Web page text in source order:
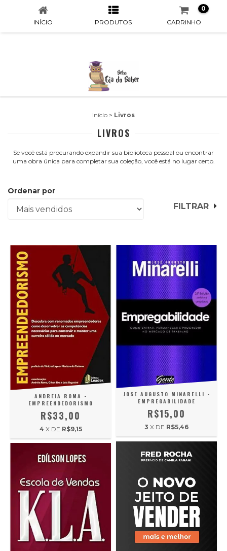
INÍCIO PRODUTOS CARRINHO
0
Início > Livros
LIVROS
Se você está procurando expandir sua biblioteca pessoal ou encontrar
uma obra única para completar sua coleção, você está no lugar certo.
Ordenar por
FILTRAR
ANDREIA ROMA -
EMPREENDEDORISMO
R$33,00
4 X DE R$9,15
JOSE AUGUSTO MINARELLI -
EMPREGABILIDADE
R$15,00
3 X DE R$5,46